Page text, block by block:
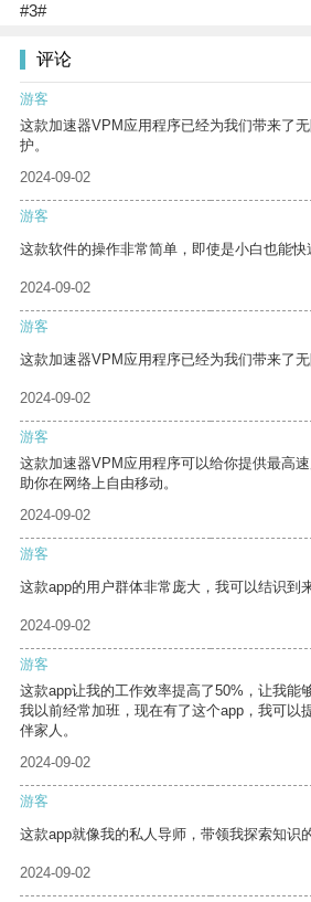
#3#
评论
游客
这款加速器VPM应用程序已经为我们带来了
护。
2024-09-02
游客
这款软件的操作非常简单，即使是小白也能快
2024-09-02
游客
这款加速器VPM应用程序已经为我们带来了无
2024-09-02
游客
这款加速器VPM应用程序可以给你提供最高
助你在网络上自由移动。
2024-09-02
游客
这款app的用户群体非常庞大，我可以结识到
2024-09-02
游客
这款app让我的工作效率提高了50%，让我能
我以前经常加班，现在有了这个app，我可以
伴家人。
2024-09-02
游客
这款app就像我的私人导师，带领我探索知识
2024-09-02